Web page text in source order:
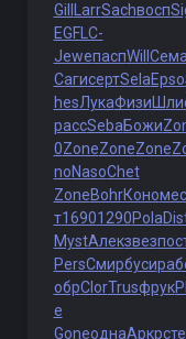
Gill
LarrSachвосп
EGFLC-
JeweпаспWill Сема
СагисертSelaEpso
hesЛукаФизи
рассSebaБожи
0ZoneZoneZone
noNasoChet
ZoneBohrКоно
т16901290Pola
MystАлекзвез
PersСмирбуси
обрClorTrusфрук
е
GoneоднаАркр